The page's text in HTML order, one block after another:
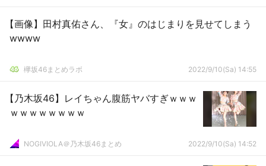
【画像】田村真佑さん、『女』のはじまりを見せてしまう
wwww
欅坂46まとめラボ 2022/9/10(Sa) 14:55
【乃木坂46】レイちゃん腹筋ヤバすぎｗｗｗ
ｗｗｗｗｗｗｗｗ
NOGIVIOLA＠乃木坂46まとめ 2022/9/10(Sa) 14:52